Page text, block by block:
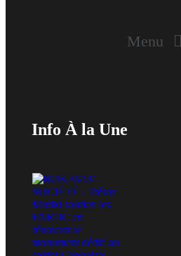
Menu
Info À la Une